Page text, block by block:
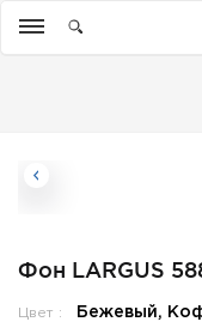
Фон LARGUS
Цвет : Бежевый,